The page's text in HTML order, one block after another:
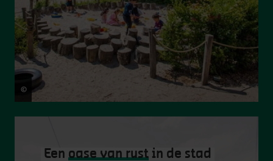
© Frederik Beyens
Een oase van rust in de stad